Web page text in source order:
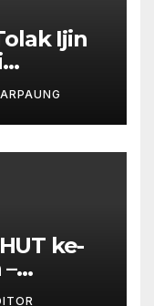
Ijin
ke-